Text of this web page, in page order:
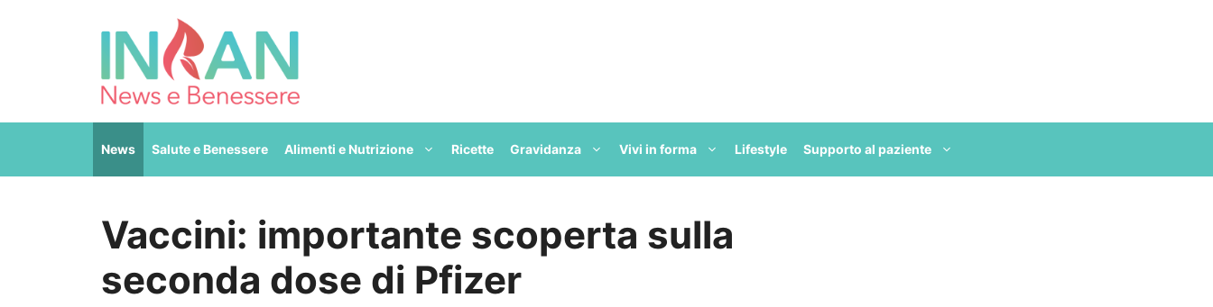
News Salute e Benessere Alimenti e Nutrizione Ricette Gravidanza Vivi in forma Lifestyle Supporto al paziente
Vaccini: importante scoperta sulla
seconda dose di Pfizer